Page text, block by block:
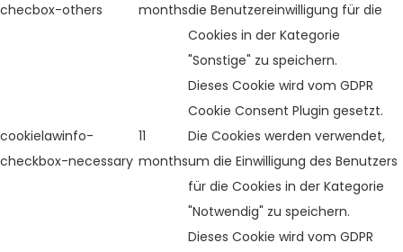
checbox-others
monthsdie Benutzereinwilligung für die
Cookies in der Kategorie
"Sonstige" zu speichern.
cookielawinfo-
checkbox-necessary
11
months
Dieses Cookie wird vom GDPR
Cookie Consent Plugin gesetzt.
Die Cookies werden verwendet,
um die Einwilligung des Benutzers
für die Cookies in der Kategorie
"Notwendig" zu speichern.
Dieses Cookie wird vom GDPR